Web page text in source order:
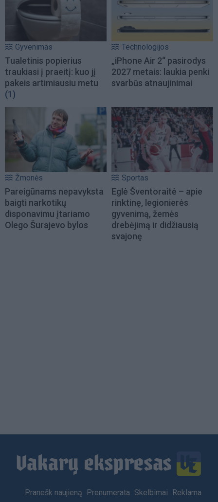
Gyvenimas
Tualetinis popierius
traukiasi į praeitį: kuo jį
pakeis artimiausiu metu
(1)
Technologijos
„iPhone Air 2“ pasirodys
2027 metais: laukia penki
svarbūs atnaujinimai
Žmonės
Pareigūnams nepavyksta
baigti narkotikų
disponavimu įtariamo
Olego Šurajevo bylos
Sportas
Eglė Šventoraitė – apie
rinktinę, legionierės
gyvenimą, žemės
drebėjimą ir didžiausią
svajonę
Footer
Pranešk naujieną Prenumerata Skelbimai
Reklama